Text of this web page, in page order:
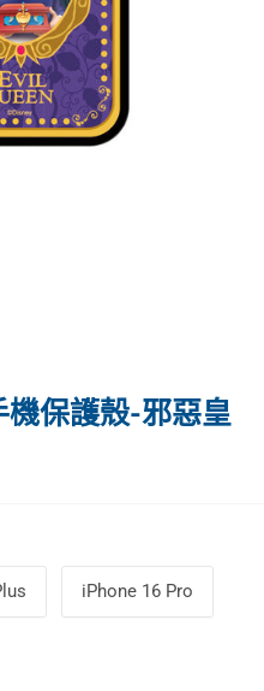
保護殼-邪惡皇
iPhone 16 Pro